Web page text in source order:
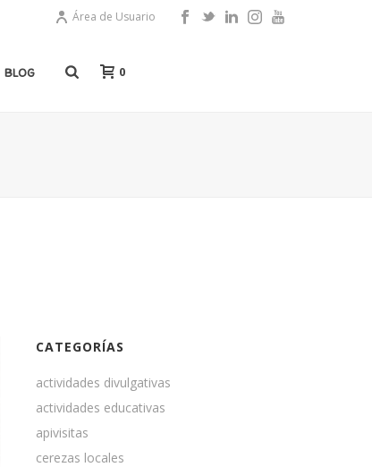
Área de Usuario
BLOG 0
CATEGORÍAS
actividades divulgativas
actividades educativas
apivisitas
cerezas locales